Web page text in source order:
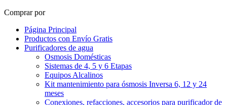
Comprar por
Página Principal
Productos con Envío Gratis
Purificadores de agua
Osmosis Domésticas
Sistemas de 4, 5 y 6 Etapas
Equipos Alcalinos
Kit mantenimiento para ósmosis Inversa 6, 12 y 24
meses
Conexiones, refacciones, accesorios para purificador de